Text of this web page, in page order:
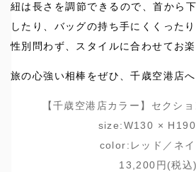
紐は長さを調節できるので、首から
したり、バッグの持ち手にくくったり
性別問わず、スタイルに合わせてお
旅の心強い相棒をぜひ、千歳空港店
【千歳空港店カラー】セクシ
size:W130 ×
color:レッド／ネイ
13,200円(税込)